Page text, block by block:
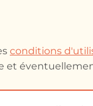
conditions